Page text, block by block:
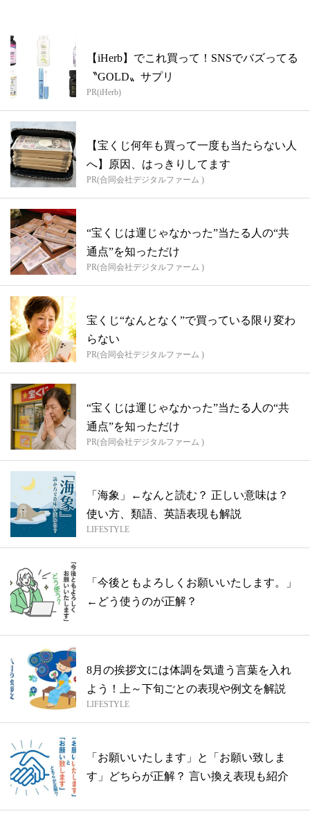
【iHerb】でこれ買って！SNSでバズってる
〝GOLD〟サプリ
PR(iHerb)
【宝くじ何年も買って一度も当たらない人
へ】原因、はっきりしてます
PR(合同会社デジタルファーム )
“宝くじは運じゃなかった”当たる人の“共
通点”を知っただけ
PR(合同会社デジタルファーム )
宝くじ“なんとなく”で買っている限り変わ
らない
PR(合同会社デジタルファーム )
“宝くじは運じゃなかった”当たる人の“共
通点”を知っただけ
PR(合同会社デジタルファーム )
「海象」←なんと読む？ 正しい意味は？
使い方、類語、英語表現も解説
LIFESTYLE
「今後ともよろしくお願いいたします。」
←どう使うのが正解？
8月の挨拶文には体調を気遣う言葉を入れ
よう！上～下旬ごとの表現や例文を解説
LIFESTYLE
「お願いいたします」と「お願い致しま
す」どちらが正解？ 言い換え表現も紹介